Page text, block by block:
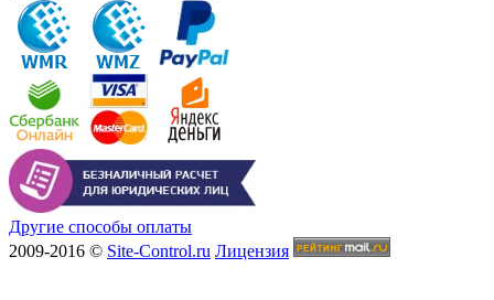
Другие способы оплаты
2009-2016 © Site-Control.ru Лицензия